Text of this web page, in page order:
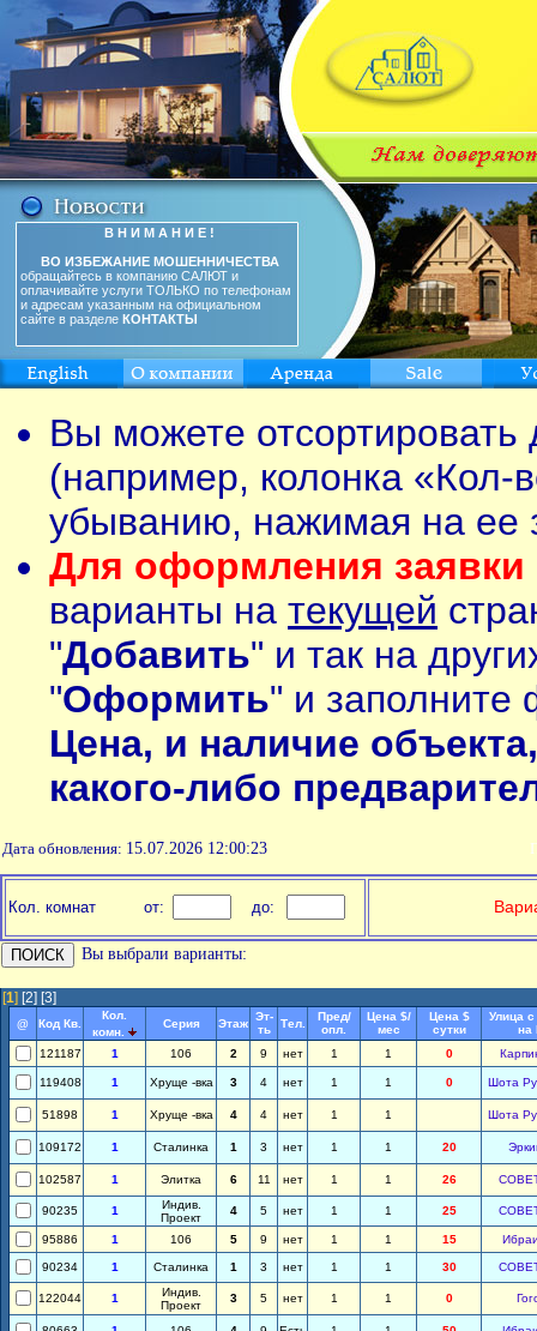
В Н И М А Н И Е !
ВО ИЗБЕЖАНИЕ МОШЕННИЧЕСТВА
обращайтесь в компанию САЛЮТ и
оплачивайте услуги ТОЛЬКО по телефонам
и адресам указанным на официальном
сайте в разделе КОНТАКТЫ
Вы можете
(например, колонка «Кол-
убыванию, нажимая на ее
Для оформления заявки
варианты на текущей
"Добавить" и так на
"Оформить" и заполните
Цена, и наличие
какого-либо
Дата обновления: 15.07.2026 12:00:23
Кол. комнат от: до:
Вы выбрали варианты:
[1] [2] [3]
@ Код Кв.
Кол.
комн.
Серия Этаж
Эт-
ть
Тел.
Пред/
опл.
Цена $/
мес
Цена $
сутки
Улица
на
121187
1 106 2 9 нет 1 1 0
119408 1 Хруще -вка 3 4 нет 1 1 0 Шота
51898 1 Хруще -вка 4 4 нет 1 1 Шота
109172 1 Сталинка 1 3 нет 1 1 20
102587 1 Элитка 6 11 нет 1 1 26
90235 1
Индив.
Проект
4 5 нет 1 1 25
95886 1 106 5 9 нет 1 1 15
90234 1 Сталинка 1 3 нет 1 1 30
122044 1
Индив.
Проект
3 5 нет 1 1 0